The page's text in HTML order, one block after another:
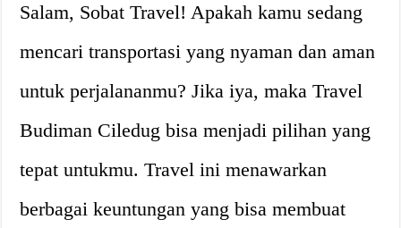
Salam, Sobat Travel! Apakah kamu sedang
mencari transportasi yang nyaman dan aman
untuk perjalananmu? Jika iya, maka Travel
Budiman Ciledug bisa menjadi pilihan yang
tepat untukmu. Travel ini menawarkan
berbagai keuntungan yang bisa membuat